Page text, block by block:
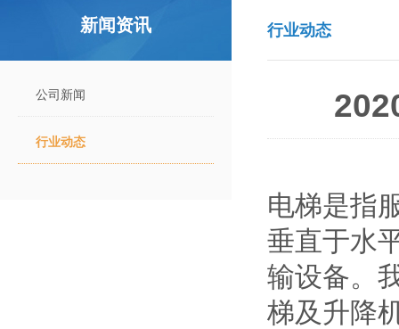
新闻资讯
公司新闻
行业动态
行业动态
电梯是指
垂直于水
输设备。
梯及升降